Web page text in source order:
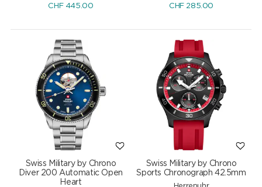
CHF 445.00 CHF 285.00
Swiss Military by Chrono
Diver 200 Automatic Open
Heart
Swiss Military by Chrono
Sports Chronograph 42.5mm